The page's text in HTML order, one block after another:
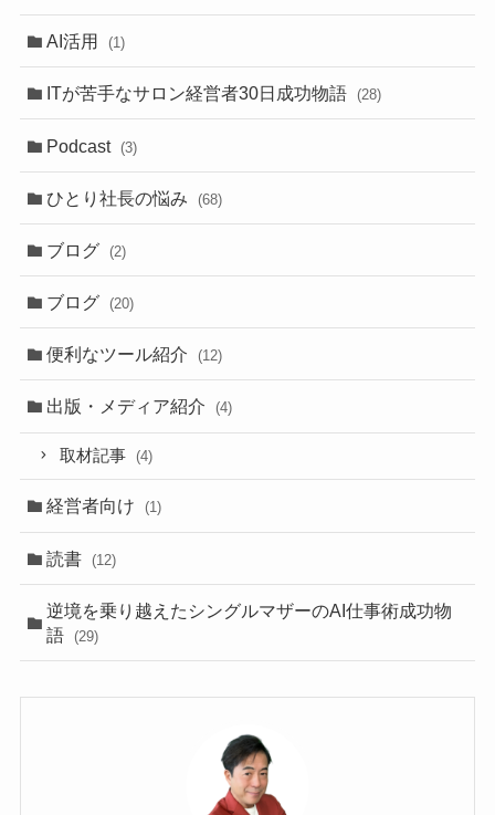
AI活用 (1)
ITが苦手なサロン経営者30日成功物語 (28)
Podcast (3)
ひとり社長の悩み (68)
ブログ (2)
ブログ (20)
便利なツール紹介 (12)
出版・メディア紹介 (4)
取材記事 (4)
経営者向け (1)
読書 (12)
逆境を乗り越えたシングルマザーのAI仕事術成功物
語
(29)